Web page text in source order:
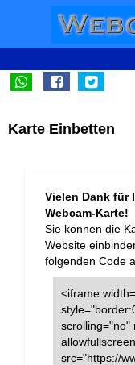
Karte Einbetten
Vielen Dank für
Webcam-Karte!
Sie können die
Website
folgenden Code
<iframe
scrolling="no"
src="https://